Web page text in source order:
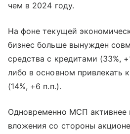
чем в 2024 году.
На фоне текущей
бизнес больше вынужден
средства с кредитами (33%,
либо в основном привлекать
(14%, +6 п.п.).
Одновременно МСП активнее
вложения со стороны